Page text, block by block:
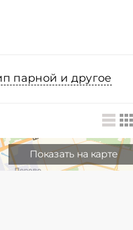
парной и другое
Показать на карте